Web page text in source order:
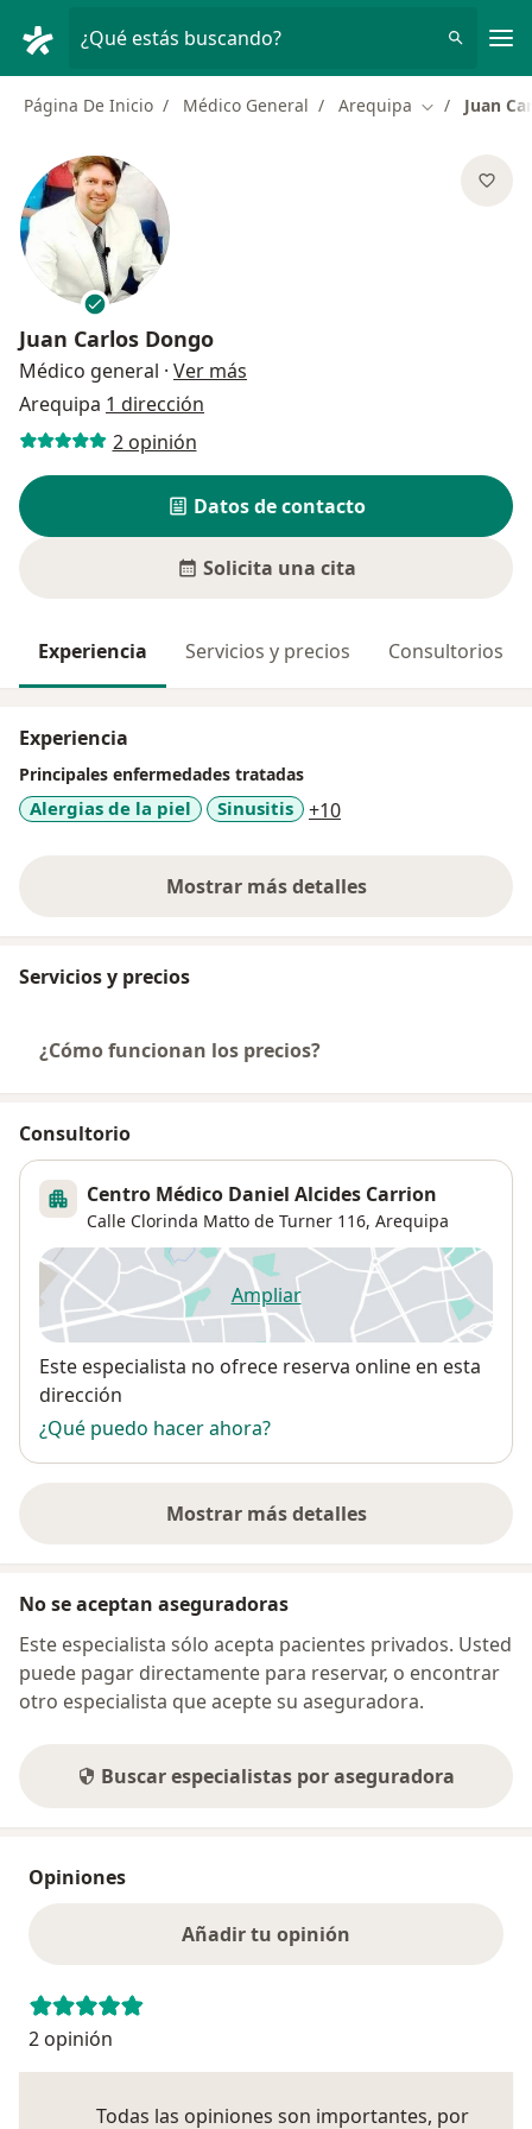
¿Qué estás buscando?
Página De Inicio Médico General Arequipa Cambiar de
Juan
Juan Carlos Dongo
Médico general · Ver más
Arequipa 1 dirección
2 opinión
Datos de contacto
Solicita una cita
Experiencia Servicios y precios Consultorios
Experiencia
Principales enfermedades tratadas
Alergias de la piel Sinusitis +10
Mostrar más detalles
sobre la experiencia
Servicios y precios
¿Cómo funcionan los precios?
Consultorio
Centro Médico Daniel Alcides Carrion
Calle Clorinda Matto de Turner 116, Arequipa
Ampliarse abre en una nueva
Disponibilidad
Este especialista no ofrece reserva online en esta
dirección
¿Qué puedo hacer ahora?
Mostrar más detalles
sobre la dirección
No se aceptan aseguradoras
Este especialista sólo acepta pacientes privados. Usted
puede pagar directamente para reservar, o encontrar
otro especialista que acepte su aseguradora.
Buscar especialistas por aseguradora
Opiniones
Añadir tu opinión
2 opinión
Todas las opiniones son importantes, por